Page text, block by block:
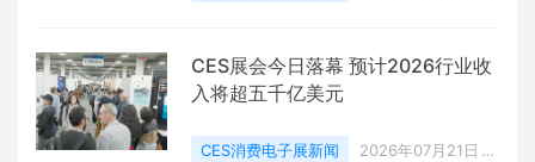
CES展会今日落幕 预计2026行业收
入将超五千亿美元
CES消费电子展新闻
2026年07月21日